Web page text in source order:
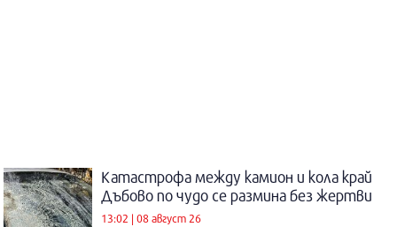
Катастрофа между камион и кола край
Дъбово по чудо се размина без жертви
13:02 | 08 август 26